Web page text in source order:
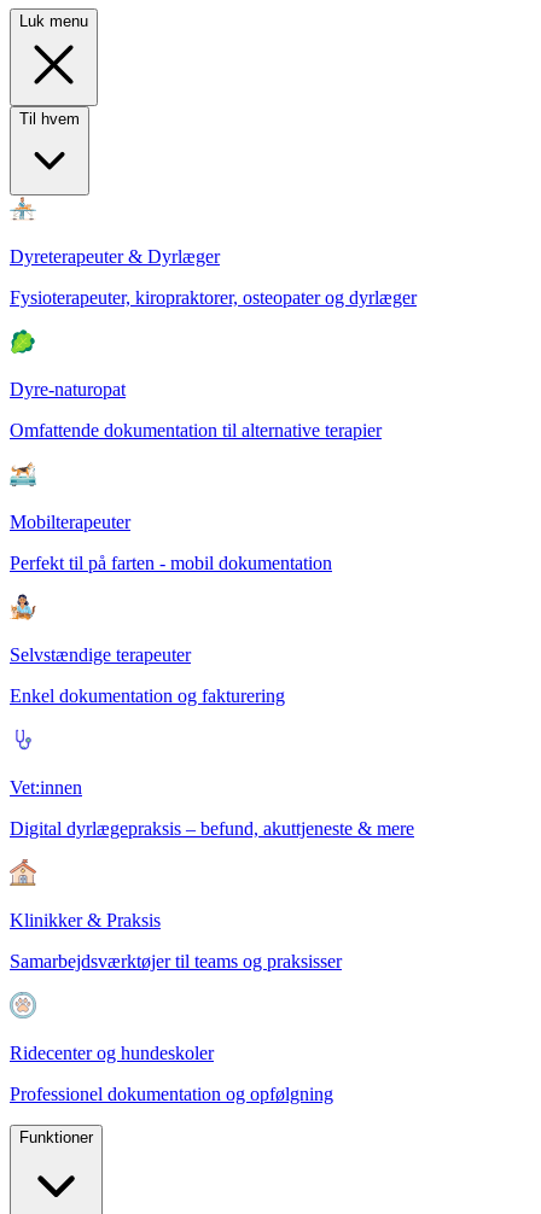
Luk menu
Til hvem
Dyreterapeuter & Dyrlæger
Fysioterapeuter, kiropraktorer, osteopater og dyrlæger
Dyre-naturopat
Omfattende dokumentation til alternative terapier
Mobilterapeuter
Perfekt til på farten - mobil dokumentation
Selvstændige terapeuter
Enkel dokumentation og fakturering
Vet:innen
Digital dyrlægepraksis – befund, akuttjeneste & mere
Klinikker & Praksis
Samarbejdsværktøjer til teams og praksisser
Ridecenter og hundeskoler
Professionel dokumentation og opfølgning
Funktioner